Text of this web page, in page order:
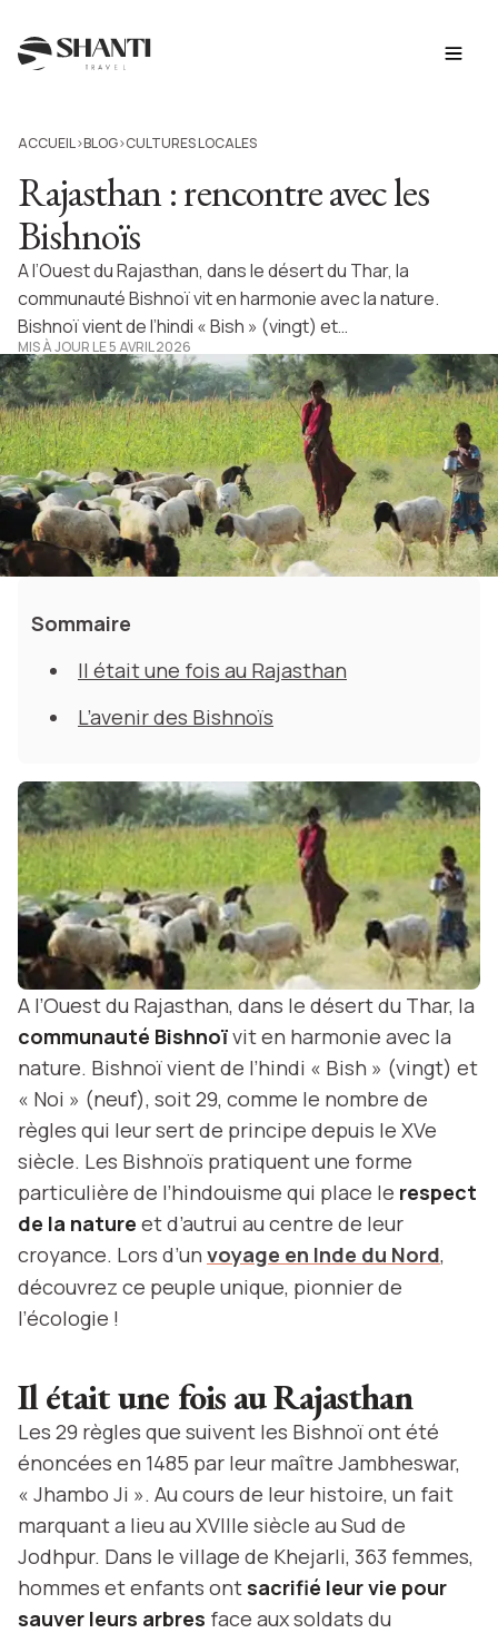
ACCUEIL>BLOG>CULTURES LOCALES
Rajasthan : rencontre avec les
Bishnoïs
A l’Ouest du Rajasthan, dans le désert du Thar, la
communauté Bishnoï vit en harmonie avec la nature.
Bishnoï vient de l’hindi « Bish » (vingt) et…
MIS À JOUR LE 5 AVRIL 2026
Sommaire
Il était une fois au Rajasthan
L’avenir des Bishnoïs
A l’Ouest du Rajasthan, dans le désert du Thar, la
communauté Bishnoïvit en harmonie avec la
nature. Bishnoï vient de l’hindi « Bish » (vingt) et
« Noi » (neuf), soit 29, comme le nombre de
règles qui leur sert de principe depuis le XVe
siècle. Les Bishnoïs pratiquent une forme
particulière de l’hindouisme qui place le respect
de la nature et d’autrui au centre de leur
croyance. Lors d’un voyage en Inde du Nord,
découvrez ce peuple unique, pionnier de
l’écologie !
Il était une fois au Rajasthan
Les 29 règles que suivent les Bishnoï ont été
énoncées en 1485 par leur maître Jambheswar,
« Jhambo Ji ». Au cours de leur histoire, un fait
marquant a lieu au XVIIIe siècle au Sud de
Jodhpur. Dans le village de Khejarli, 363 femmes,
hommes et enfants ont sacrifié leur vie pour
sauver leurs arbres face aux soldats du